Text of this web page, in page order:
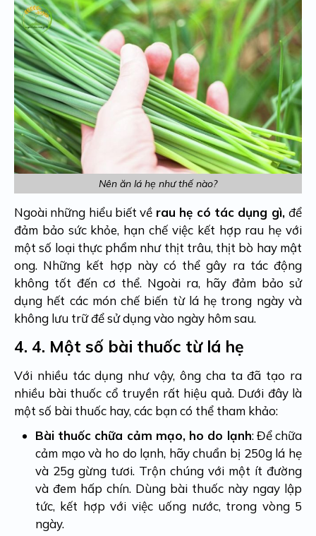
Nên ăn lá hẹ như thế nào?
Ngoài những hiểu biết về rau hẹ có tác dụng gì,để
đảm bảo sức khỏe, hạn chế việc kết hợp rau hẹ với
một số loại thực phẩm như thịt trâu, thịt bò hay mật
ong. Những kết hợp này có thể gây ra tác động
không tốt đến cơ thể. Ngoài ra, hãy đảm bảo sử
dụng hết các món chế biến từ lá hẹ trong ngày và
không lưu trữ để sử dụng vào ngày hôm sau.
4. 4. Một số bài thuốc từ lá hẹ
Với nhiều tác dụng như vậy, ông cha ta đã tạo ra
nhiều bài thuốc cổ truyền rất hiệu quả. Dưới đây là
một số bài thuốc hay, các bạn có thể tham khảo:
Bài thuốc chữa cảm mạo, ho do lạnh: Để chữa
cảm mạo và ho do lạnh, hãy chuẩn bị 250g lá hẹ
và 25g gừng tươi. Trộn chúng với một ít đường
và đem hấp chín. Dùng bài thuốc này ngay lập
tức, kết hợp với việc uống nước, trong vòng 5
ngày.